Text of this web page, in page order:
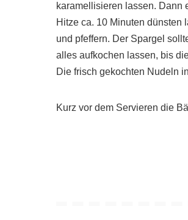
karamellisieren lassen. Dann
Hitze ca. 10 Minuten dünsten
und pfeffern. Der Spargel
alles aufkochen lassen, bis
Die frisch gekochten Nudeln
Kurz vor dem Servieren die